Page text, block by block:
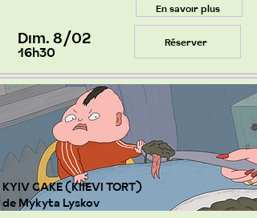
En savoir plus
Dim. 8/02
16h30
Réserver
KYIV CAKE (KIIEVI TORT)
de Mykyta Lyskov